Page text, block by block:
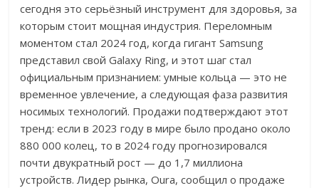
сегодня это серьёзный инструмент для здоровья, за
которым стоит мощная индустрия. Переломным
моментом стал 2024 год, когда гигант Samsung
представил свой Galaxy Ring, и этот шаг стал
официальным признанием: умные кольца — это не
временное увлечение, а следующая фаза развития
носимых технологий. Продажи подтверждают этот
тренд: если в 2023 году в мире было продано около
880 000 колец, то в 2024 году прогнозировался
почти двукратный рост — до 1,7 миллиона
устройств. Лидер рынка, Oura, сообщил о продаже